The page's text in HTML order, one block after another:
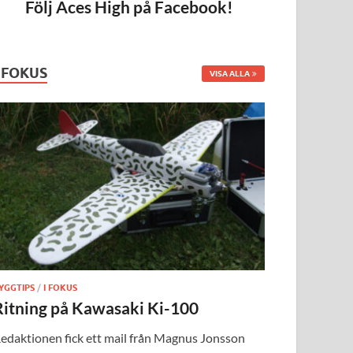
Följ Aces High på Facebook!
VISA ALLA
/I FOKUS
på Kawasaki Ki-100
fick ett mail från Magnus Jonsson